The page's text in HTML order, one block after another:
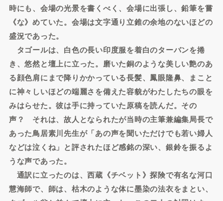
時にも、会場の光景を書くべく、会場に出張し、鉛筆を嘗
《な》めていた。会場は文字通り立錐の余地のないほどの
盛況であった。
タゴールは、白色の長い印度服を着白のターバンを捲
き、悠然と壇上に立った。磨いた銅のような美しい艶のあ
る顔色肩にまで降りかかっている長髪、鳳眼隆鼻、まこと
に神々しいほどの端麗さを備えた容貌がわたしたちの眼を
みはらせた。彼は手に持っていた原稿を読んだ。その
声？ それは、故人となられたが当時の主筆兼編集局長で
あった鳥居素川先生が「あの声を聞いただけでも若い婦人
などは泣くね」と評されたほど感銘の深い、銀鈴を振るよ
うな声であった。
通訳に立ったのは、西蔵《チベット》探険で有名な河口
慧海師で、師は、枯木のような体に墨染の法衣をまとい、